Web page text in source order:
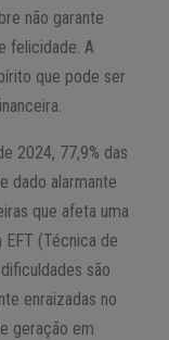
não garante
felicidade. A
que pode ser
2024, 77,9% das
dado alarmante
que afeta uma
EFT (Técnica de
são
enraizadas no
geração em